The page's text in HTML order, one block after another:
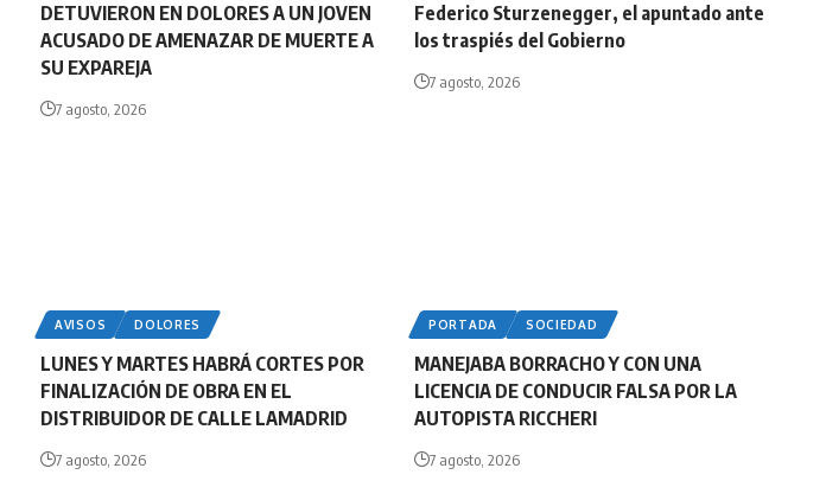
DETUVIERON EN DOLORES A UN JOVEN
ACUSADO DE AMENAZAR DE MUERTE A
SU EXPAREJA
7 agosto, 2026
Federico Sturzenegger, el apuntado ante
los traspiés del Gobierno
7 agosto, 2026
AVISOS DOLORES
LUNES Y MARTES HABRÁ CORTES POR
FINALIZACIÓN DE OBRA EN EL
DISTRIBUIDOR DE CALLE LAMADRID
7 agosto, 2026
PORTADA SOCIEDAD
MANEJABA BORRACHO Y CON UNA
LICENCIA DE CONDUCIR FALSA POR LA
AUTOPISTA RICCHERI
7 agosto, 2026